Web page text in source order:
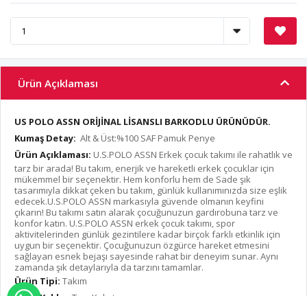
Ürün Açıklaması
US POLO ASSN ORİJİNAL LİSANSLI BARKODLU ÜRÜNÜDÜR.
Kumaş Detay: Alt & Üst:%100 SAF Pamuk Penye
Ürün Açıklaması: U.S.POLO ASSN Erkek çocuk takımı ile rahatlık ve
tarz bir arada! Bu takım, enerjik ve hareketli erkek çocuklar için
mükemmel bir seçenektir. Hem konforlu hem de Sade şık
tasarımıyla dikkat çeken bu takım, günlük kullanımınızda size eşlik
edecek.U.S.POLO ASSN markasıyla güvende olmanın keyfini
çıkarın! Bu takımı satın alarak çocuğunuzun gardırobuna tarz ve
konfor katın. U.S.POLO ASSN erkek çocuk takımı, spor
aktivitelerinden günlük gezintilere kadar birçok farklı etkinlik için
uygun bir seçenektir. Çocuğunuzun özgürce hareket etmesini
sağlayan esnek bejaşı sayesinde rahat bir deneyim sunar. Aynı
zamanda şık detaylarıyla da tarzını tamamlar.
Ürün Tipi: Takım